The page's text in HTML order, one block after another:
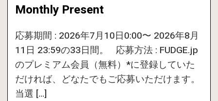
Monthly Present
応募期間 : 2026年7月10日0:00〜 2026年8月
11日 23:59の33日間。 応募方法 : FUDGE.jp
のプレミアム会員（無料）*に登録していた
だければ、どなたでもご応募いただけます。
当選 […]